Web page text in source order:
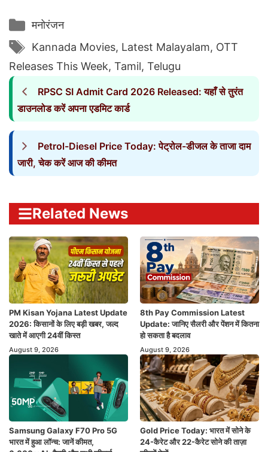
Categories
मनोरंजन
Tags
Kannada Movies, Latest Malayalam, OTT
Releases This Week, Tamil, Telugu
RPSC SI Admit Card 2026 Released: यहाँ से तुरंत
डाउनलोड करें अपना एडमिट कार्ड
Petrol-Diesel Price Today: पेट्रोल-डीजल के ताजा दाम
जारी, चेक करें आज की कीमत
Related News
PM Kisan Yojana Latest Update
2026: किसानों के लिए बड़ी खबर, जल्द
खाते में आएगी 24वीं किस्त
August 9, 2026
8th Pay Commission Latest
Update: जानिए सैलरी और पेंशन में कितना
हो सकता है बदलाव
August 9, 2026
Samsung Galaxy F70 Pro 5G
भारत में हुआ लॉन्च: जानें कीमत,
Gold Price Today: भारत में सोने के
24-कैरेट और 22-कैरेट सोने की ताज़ा